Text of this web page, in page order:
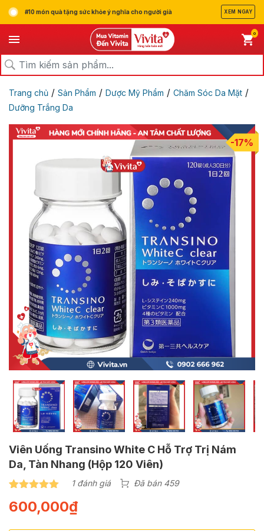
#10 món quà tặng sức khỏe ý nghĩa cho người già XEM NGAY
0
Trang chủ / Sản Phẩm / Dược Mỹ Phẩm / Chăm Sóc Da Mặt /
Dưỡng Trắng Da
-17%
Viên Uống Transino White C Hỗ Trợ Trị Nám
Da, Tàn Nhang (Hộp 120 Viên)
dựa trên
đánh giá
1 đánh giá Đã bán 459
600,000₫